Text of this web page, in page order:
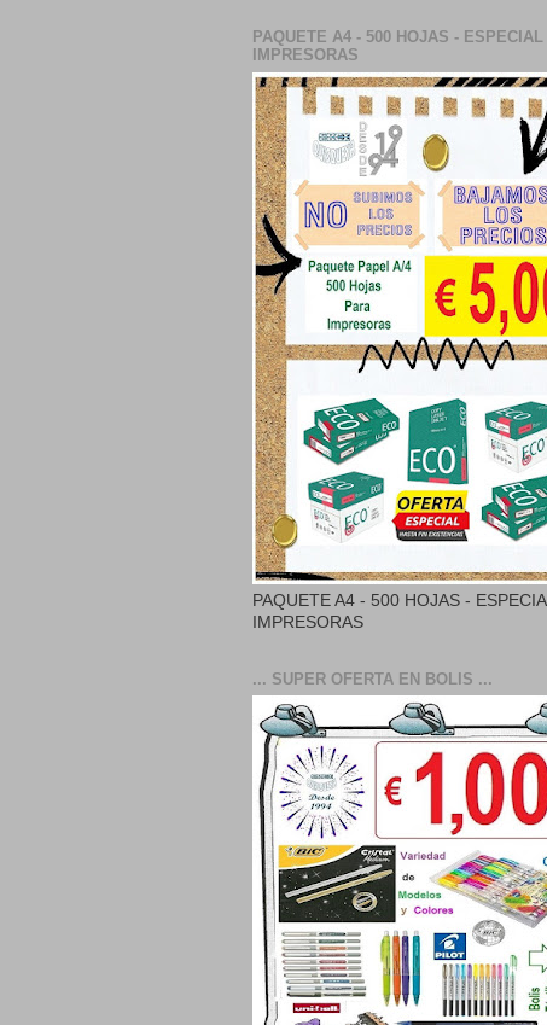
PAQUETE A4 - 500 HOJAS - ESPECIAL
IMPRESORAS
PAQUETE A4 - 500 HOJAS -
IMPRESORAS
... SUPER OFERTA EN BOLIS ...